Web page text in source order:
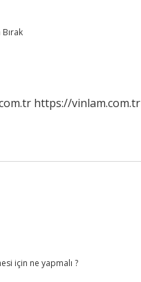
https://vinlam.com.tr
için ne yapmalı ?